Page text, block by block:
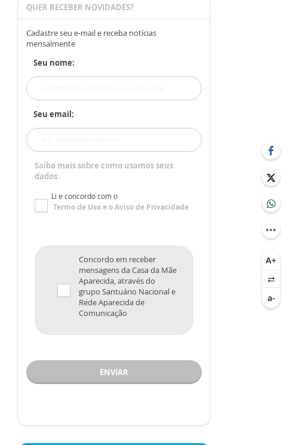
QUER RECEBER NOVIDADES?
Cadastre seu e-mail e receba notícias
mensalmente
Seu nome:
Seu email:
Saiba mais sobre como usamos seus
dados
Li e concordo com o
Termo de Usoe oAviso de Privacidade
Concordo em receber
mensagens da Casa da Mãe
Aparecida, através do
grupo Santuário Nacional e
Rede Aparecida de
Comunicação
ENVIAR